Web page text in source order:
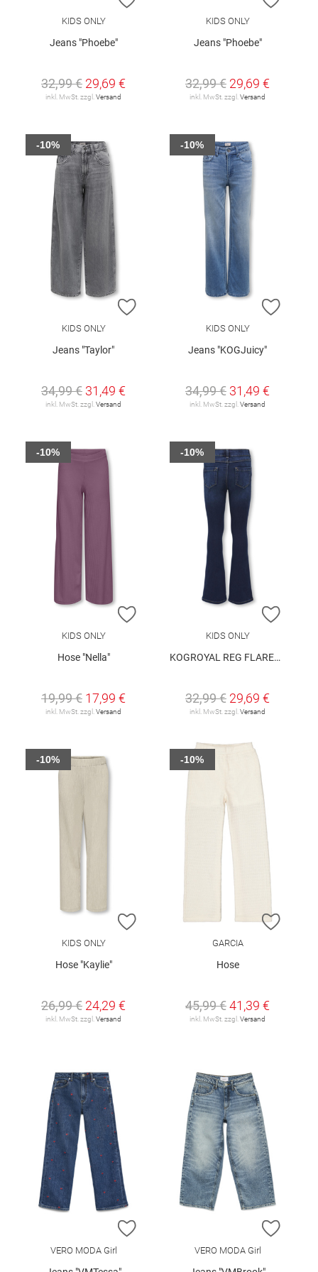
KIDS ONLY
Jeans "Phoebe"
32,99 € 29,69 €
inkl. MwSt. zzgl. Versand
KIDS ONLY
Jeans "Phoebe"
32,99 € 29,69 €
inkl. MwSt. zzgl. Versand
ZUR WUNSCHLISTE HINZUFÜGEN
KIDS ONLY
Jeans "Taylor"
34,99 € 31,49 €
inkl. MwSt. zzgl. Versand
-10%
ZUR
KIDS ONLY
Jeans "KOGJuicy"
34,99 € 31,49 €
inkl. MwSt. zzgl. Versand
-10%
ZUR WUNSCHLISTE HINZUFÜGEN
KIDS ONLY
Hose "Nella"
19,99 € 17,99 €
inkl. MwSt. zzgl. Versand
-10%
ZUR
KIDS ONLY
KOGROYAL REG FLARED DNM PIM0237 NOOS
32,99 € 29,69 €
inkl. MwSt. zzgl. Versand
-10%
ZUR WUNSCHLISTE HINZUFÜGEN
KIDS ONLY
Hose "Kaylie"
26,99 € 24,29 €
inkl. MwSt. zzgl. Versand
-10%
ZUR
GARCIA
Hose
45,99 €41,39 €
inkl. MwSt. zzgl. Versand
-10%
ZUR WUNSCHLISTE HINZUFÜGEN
VERO MODA Girl
ZUR
VERO MODA Girl